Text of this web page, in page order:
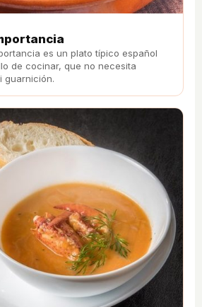
es un plato típico español
de cocinar, que no necesita
guarnición.